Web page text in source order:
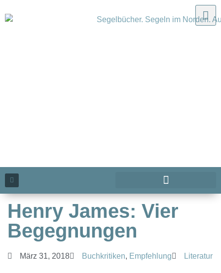
Henry James: Vier
Begegnungen
März 31, 2018 Buchkritiken, Empfehlung Literatur